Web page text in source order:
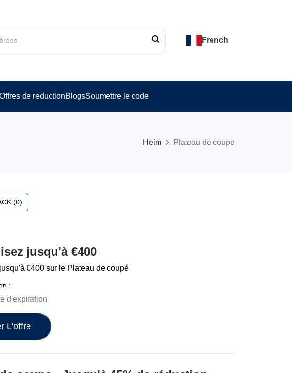
French
Offres de reductionBlogsSoumettre le code
Heim Plateau de coupe
(0)
jusqu'à €400
€400 sur le Plateau de coupé
:
d'expiration
L'offre